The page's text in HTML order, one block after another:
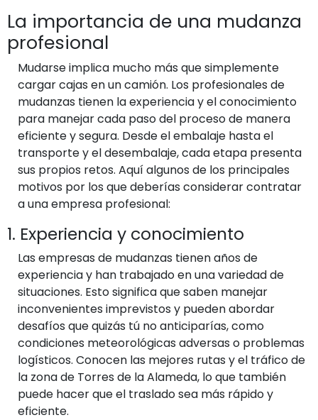
La importancia de una mudanza
profesional
Mudarse implica mucho más que simplemente
cargar cajas en un camión. Los profesionales de
mudanzas tienen la experiencia y el conocimiento
para manejar cada paso del proceso de manera
eficiente y segura. Desde el embalaje hasta el
transporte y el desembalaje, cada etapa presenta
sus propios retos. Aquí algunos de los principales
motivos por los que deberías considerar contratar
a una empresa profesional:
1. Experiencia y conocimiento
Las empresas de mudanzas tienen años de
experiencia y han trabajado en una variedad de
situaciones. Esto significa que saben manejar
inconvenientes imprevistos y pueden abordar
desafíos que quizás tú no anticiparías, como
condiciones meteorológicas adversas o problemas
logísticos. Conocen las mejores rutas y el tráfico de
la zona de Torres de la Alameda, lo que también
puede hacer que el traslado sea más rápido y
eficiente.